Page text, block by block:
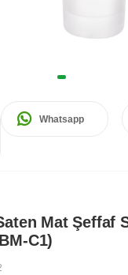
Whatsapp
Mat Şeffaf
C1)